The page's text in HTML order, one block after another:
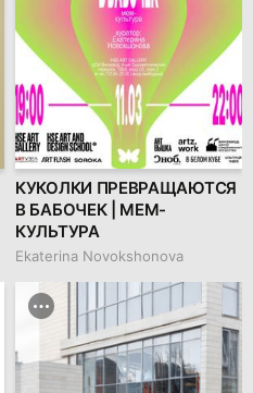
КУКОЛКИ ПРЕВРАЩАЮТСЯ
В БАБОЧЕК | МЕМ-
КУЛЬТУРА
Ekaterina Novokshonova